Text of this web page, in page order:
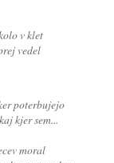
v klet
vedel
poterbujejo
kjer sem...
moral